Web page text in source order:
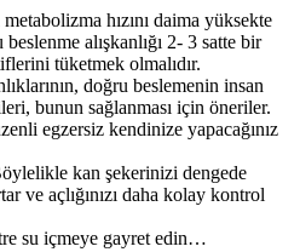
hızını daima yüksekte
alışkanlığı 2- 3 satte bir
tüketmek olmalıdır.
doğru beslemenin insan
bunun sağlanması için öneriler.
egzersiz kendinize yapacağınız
kan şekerinizi dengede
ve açlığınızı daha kolay kontrol
su içmeye gayret edin…